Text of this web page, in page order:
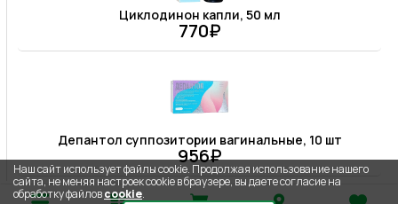
Циклодинон капли, 50 мл
770₽
Депантол суппозитории вагинальные, 10 шт
956₽
Наш сайт использует файлы cookie. Продолжая использование нашего
сайта, не меняя настроек cookie в браузере, вы даете согласие на
обработку файловcookie.